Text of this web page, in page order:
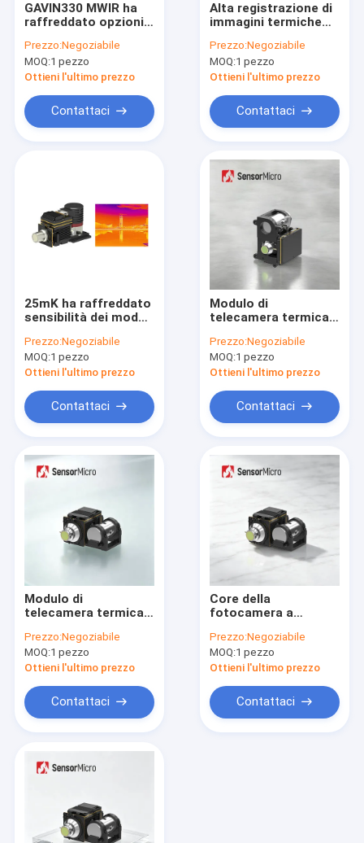
Contattici
Notizie
Richieda una citazione
Il centro termico della macchina fotografica
Videocamera di sicurezza termica
Rivelatori infrarossi raffreddati
Moduli raffreddati della macchina fotografica
Rappresentazione ottica del gas
Modulo termico di alta risoluzione della macchina
Macchina fotografica termica montata su veicolo
Assemblea più fresca integrata di Dewar
Rivelatori infrarossi non raffreddati
GAVIN330 MWIR ha
raffreddato opzioni
moduli 320x256
30μm della macchina
fotografica le varie
Prezzo:Negoziabile
MOQ:1 pezzo
Ottieni l'ultimo prezzo
Contattaci
Alta registrazione di
immagini termiche
modulo 640x512
15μm di frame per
secondo MWIR
Prezzo:Negoziabile
MOQ:1 pezzo
Ottieni l'ultimo prezzo
Contattaci
25mK ha raffreddato
sensibilità dei moduli
fotografica l'alta per
rilevazione della
lunga autonomia
Prezzo:Negoziabile
MOQ:1 pezzo
Ottieni l'ultimo prezzo
Contattaci
Modulo di
telecamera termica
rilevamento a lungo
raggio con
risoluzione
pixel di 7μm
Prezzo:Negoziabile
MOQ:1 pezzo
Ottieni l'ultimo prezzo
Contattaci
Modulo di
telecamera termica
definizione Ultra
Clear 1280x1024 con
pixel pitch di 10μm e
Prezzo:Negoziabile
MOQ:1 pezzo
Ottieni l'ultimo prezzo
Contattaci
Core della
fotocamera a
raffreddata con
risoluzione
1280x1024 e pixel
tecnologia HOT
Prezzo:Negoziabile
MOQ:1 pezzo
Ottieni l'ultimo prezzo
Contattaci